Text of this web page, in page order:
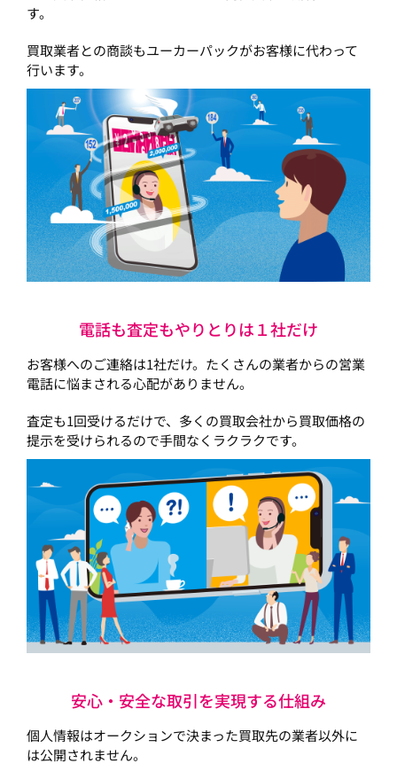
す。
買取業者との商談もユーカーパックがお客様に代わって
行います。
電話も査定もやりとりは１社だけ
お客様へのご連絡は1社だけ。たくさんの業者からの営業
電話に悩まされる心配がありません。
査定も1回受けるだけで、多くの買取会社から買取価格の
提示を受けられるので手間なくラクラクです。
安心・安全な取引を実現する仕組み
個人情報はオークションで決まった買取先の業者以外に
は公開されません。